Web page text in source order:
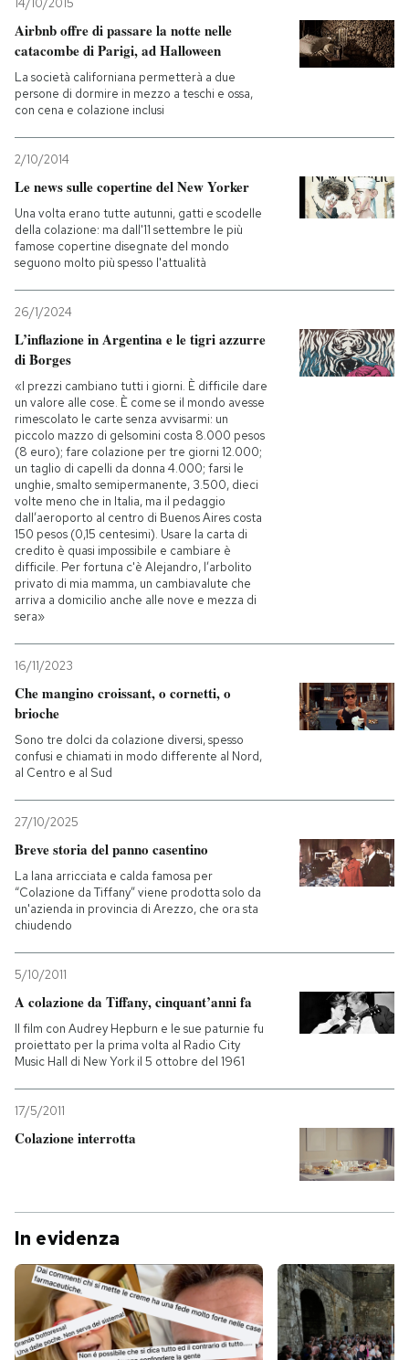
14/10/2015
Airbnb offre di passare la notte nelle
catacombe di Parigi, ad Halloween
La società californiana permetterà a due
persone di dormire in mezzo a teschi e ossa,
con cena e colazione inclusi
2/10/2014
Le news sulle copertine del New Yorker
Una volta erano tutte autunni, gatti e scodelle
della colazione: ma dall'11 settembre le più
famose copertine disegnate del mondo
seguono molto più spesso l'attualità
26/1/2024
L’inflazione in Argentina e le tigri azzurre
di Borges
«I prezzi cambiano tutti i giorni. È difficile dare
un valore alle cose. È come se il mondo avesse
rimescolato le carte senza avvisarmi: un
piccolo mazzo di gelsomini costa 8.000 pesos
(8 euro); fare colazione per tre giorni 12.000;
un taglio di capelli da donna 4.000; farsi le
unghie, smalto semipermanente, 3.500, dieci
volte meno che in Italia, ma il pedaggio
dall’aeroporto al centro di Buenos Aires costa
150 pesos (0,15 centesimi). Usare la carta di
credito è quasi impossibile e cambiare è
difficile. Per fortuna c'è Alejandro, l’arbolito
privato di mia mamma, un cambiavalute che
arriva a domicilio anche alle nove e mezza di
sera»
16/11/2023
Che mangino croissant, o cornetti, o
brioche
Sono tre dolci da colazione diversi, spesso
confusi e chiamati in modo differente al Nord,
al Centro e al Sud
27/10/2025
Breve storia del panno casentino
La lana arricciata e calda famosa per
“Colazione da Tiffany” viene prodotta solo da
un'azienda in provincia di Arezzo, che ora sta
chiudendo
5/10/2011
A colazione da Tiffany, cinquant’anni fa
Il film con Audrey Hepburn e le sue paturnie fu
proiettato per la prima volta al Radio City
Music Hall di New York il 5 ottobre del 1961
17/5/2011
Colazione interrotta
In evidenza